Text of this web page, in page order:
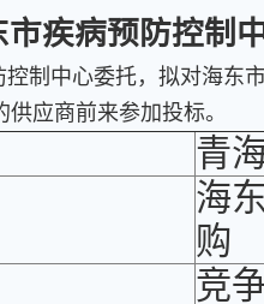
市疾病预防控制
制中心委托，拟对海东
应商前来参加投标。
青
海
购
竞